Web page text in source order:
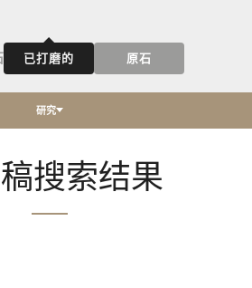
已打磨的 原石
研究
搜索结果